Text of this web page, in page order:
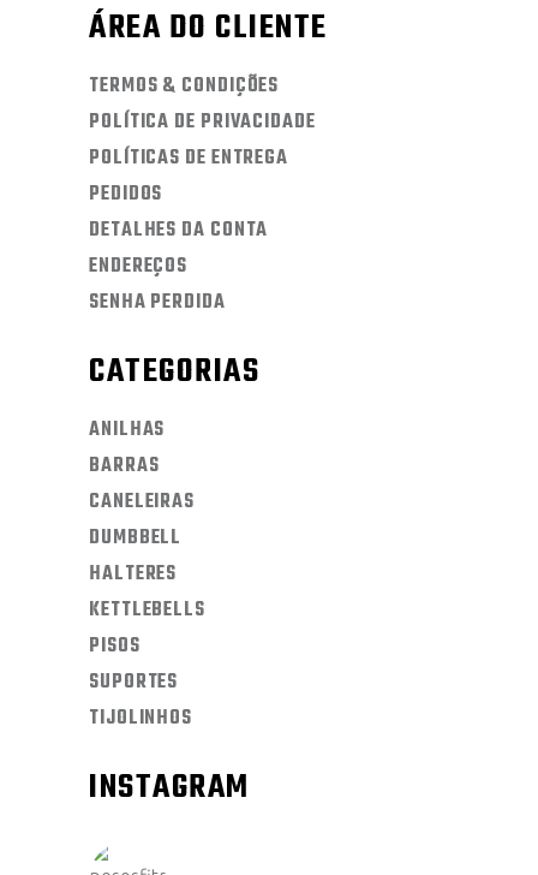
ÁREA DO CLIENTE
TERMOS & CONDIÇÕES
POLÍTICA DE PRIVACIDADE
POLÍTICAS DE ENTREGA
PEDIDOS
DETALHES DA CONTA
ENDEREÇOS
SENHA PERDIDA
CATEGORIAS
ANILHAS
BARRAS
CANELEIRAS
DUMBBELL
HALTERES
KETTLEBELLS
PISOS
SUPORTES
TIJOLINHOS
INSTAGRAM